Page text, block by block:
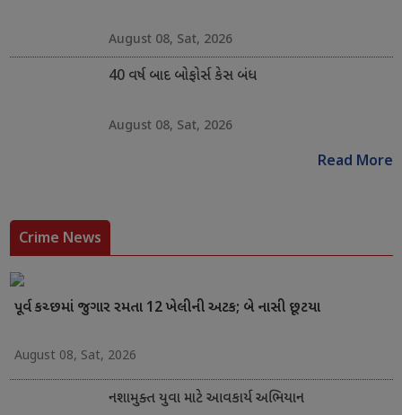
August 08, Sat, 2026
40 વર્ષ બાદ બોફોર્સ કેસ બંધ
August 08, Sat, 2026
Read More
Crime News
પૂર્વ કચ્છમાં જુગાર રમતા 12 ખેલીની અટક; બે નાસી છૂટયા
August 08, Sat, 2026
નશામુક્ત યુવા માટે આવકાર્ય અભિયાન